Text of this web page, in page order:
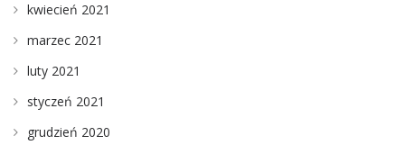
kwiecień 2021
marzec 2021
luty 2021
styczeń 2021
grudzień 2020